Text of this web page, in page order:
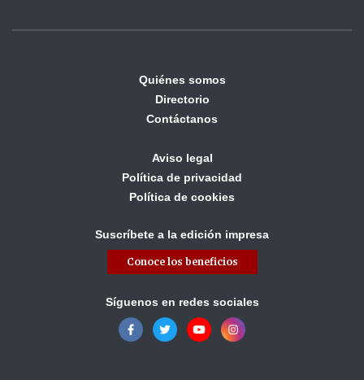
Quiénes somos
Directorio
Contáctanos
Aviso legal
Política de privacidad
Política de cookies
Suscríbete a la edición impresa
Conoce los beneficios
Síguenos en redes sociales